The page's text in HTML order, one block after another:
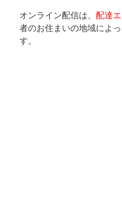
オンライン配信は、 配達
者のお住まいの地域によ
す。